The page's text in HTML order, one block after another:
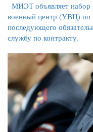
МИЭТ объявляет
военный центр (УВЦ) по
последующего
службу по контракту.